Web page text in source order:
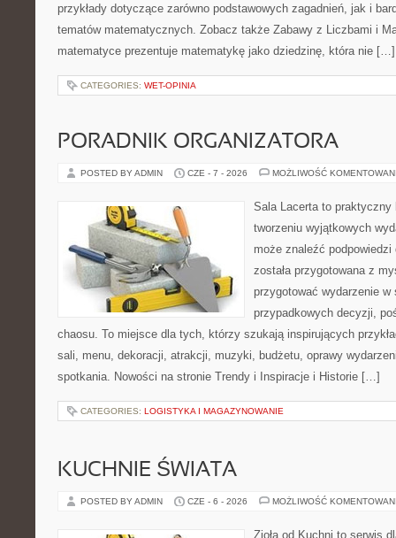
przykłady dotyczące zarówno podstawowych zagadnień, jak i
tematów matematycznych. Zobacz także Zabawy z Liczbami i
matematyce prezentuje matematykę jako dziedzinę, która nie […]
CATEGORIES: WET-OPINIA
PORADNIK ORGANIZATORA
POSTED BY ADMIN CZE - 7 - 2026 MOŻLIWOŚĆ
Sala Lacerta to praktyczny
tworzeniu wyjątkowych
może znaleźć
została przygotowana z
przygotować wydarzenie
przypadkowych decyzji,
chaosu. To miejsce dla tych, którzy szukają inspirujących
sali, menu, dekoracji, atrakcji, muzyki, budżetu, oprawy
spotkania. Nowości na stronie Trendy i Inspiracje i Historie […]
CATEGORIES: LOGISTYKA I MAGAZYNOWANIE
KUCHNIE ŚWIATA
POSTED BY ADMIN CZE - 6 - 2026 MOŻLIWOŚĆ
Zioła od Kuchni to serwis